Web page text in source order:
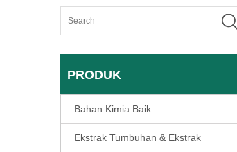
PRODUK
Bahan Kimia Baik
Ekstrak Tumbuhan & Ekstrak